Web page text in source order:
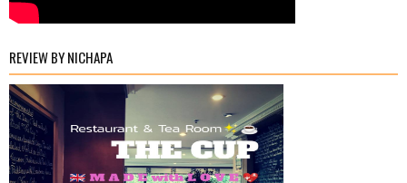
REVIEW BY NICHAPA